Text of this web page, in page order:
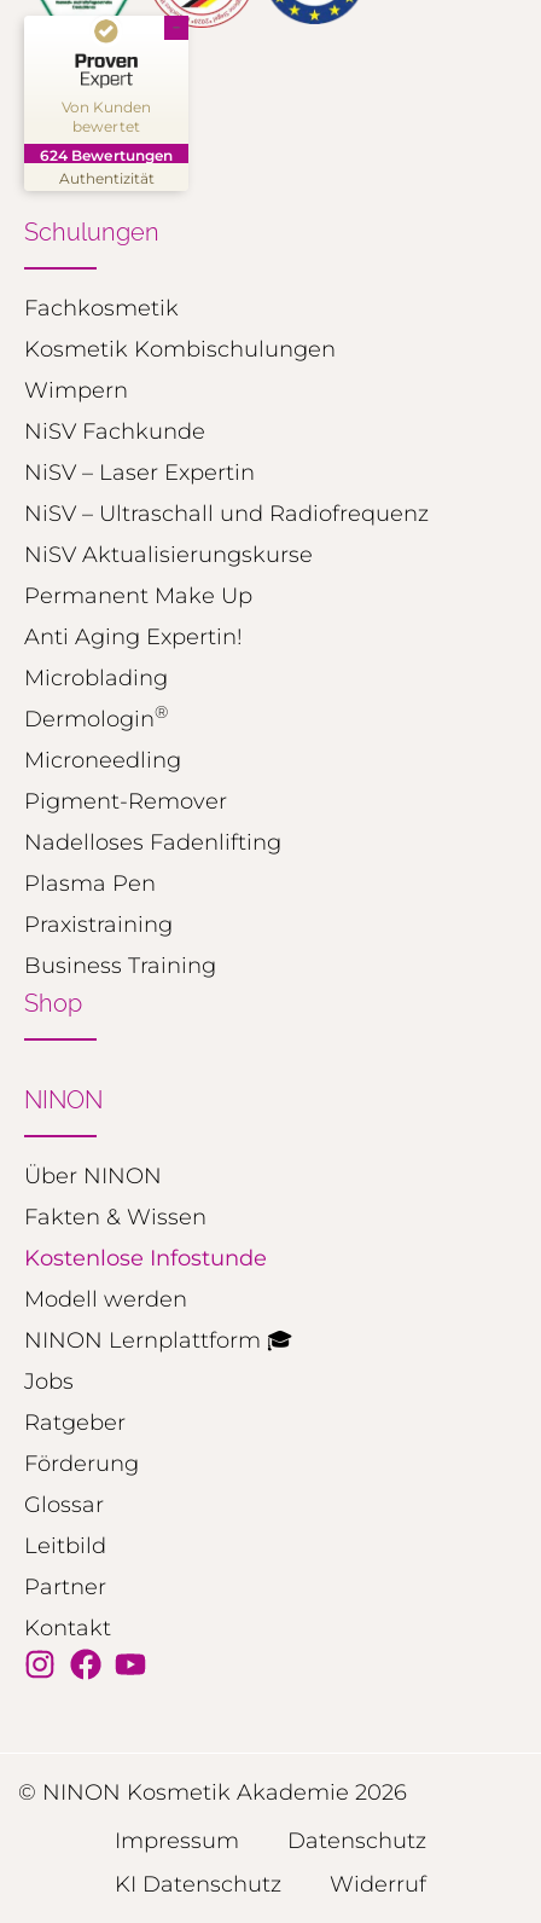
Von Kunden
bewertet
624 Bewertungen
Authentizität
Kundenbewertungen und Erfahrungen zu
NINON Kosmetik Akademie
SEHR GUT
374
anderen Quellen
Blick aufs ProvenExpert-Profil werfen
Schulungen
Fachkosmetik
Kosmetik Kombischulungen
Wimpern
NiSV Fachkunde
NiSV – Laser Expertin
NiSV – Ultraschall und Radiofrequenz
NiSV Aktualisierungskurse
Permanent Make Up
Anti Aging Expertin!
Microblading
Dermologin®
Microneedling
Pigment-Remover
Nadelloses Fadenlifting
Plasma Pen
Praxistraining
Business Training
Shop
NINON
Über NINON
Fakten & Wissen
Kostenlose Infostunde
Modell werden
NINON Lernplattform 🎓
Jobs
Ratgeber
Förderung
Glossar
Leitbild
Partner
Kontakt
© NINON Kosmetik Akademie 2026
Impressum
Datenschutz
KI Datenschutz
Widerruf